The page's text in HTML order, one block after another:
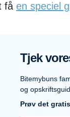
få en speciel
Tjek
Bitemybuns
og
Prøv det